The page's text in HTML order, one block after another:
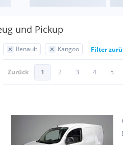
und Pickup
Renault Kangoo Filter
Zurück 1 2 3 4 5